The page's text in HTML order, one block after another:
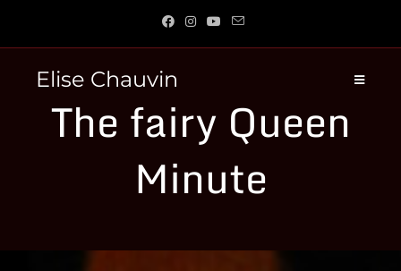
Elise Chauvin
The fairy Queen
Minute